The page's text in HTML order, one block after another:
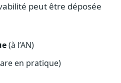
AAI
peut être déposée
(à l’AN)
en pratique)